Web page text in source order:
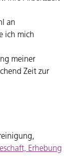
an
ich mich
meiner
Zeit zur
Erhebung